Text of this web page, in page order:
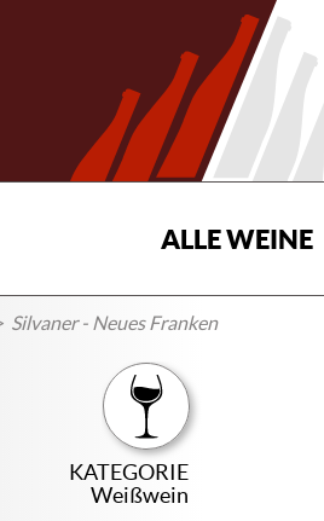
ALLE WEINE
Silvaner - Neues Franken
KATEGORIE
Weißwein